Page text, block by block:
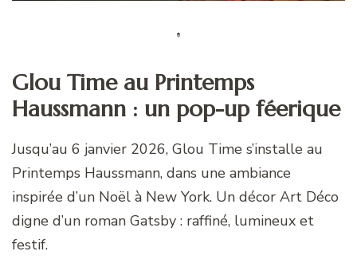
Glou Time au Printemps
Haussmann : un pop-up féerique
Jusqu’au 6 janvier 2026, Glou Time s’installe au
Printemps Haussmann, dans une ambiance
inspirée d’un Noël à New York. Un décor Art Déco
digne d’un roman Gatsby : raffiné, lumineux et
festif.